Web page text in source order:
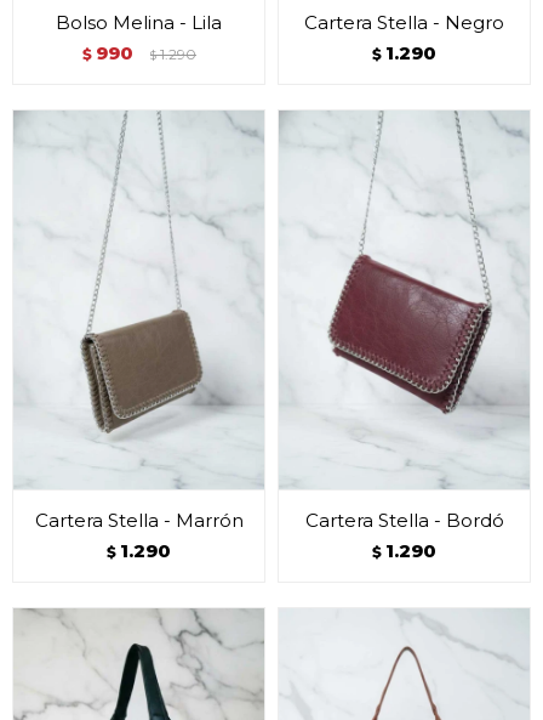
Bolso Melina - Lila
$ 990 $ 1.290
Cartera Stella - Negro
$ 1.290
Cartera Stella - Marrón
$ 1.290
Cartera Stella - Bordó
$ 1.290